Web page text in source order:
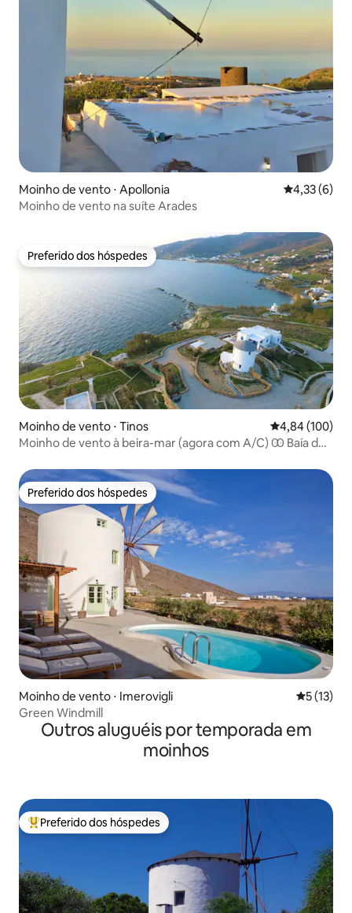
Moinho de vento ⋅ Apollonia 4,33 de
4,33 (6)
Moinho de vento na suíte Arades
Preferido dos hóspedes
Preferido dos hóspedes
Moinho de vento ⋅ Tinos 4,84 de uma
4,84 (100)
Moinho de vento à beira-mar (agora com A/C) Ꙭ Baía de
Preferido dos hóspedes
Preferido dos hóspedes
Moinho de vento ⋅ Imerovigli 5 de uma
5 (13)
Green Windmill
Outros aluguéis por temporada em
moinhos
Entre os melhores preferidos dos hóspedes
Preferido dos hóspedes